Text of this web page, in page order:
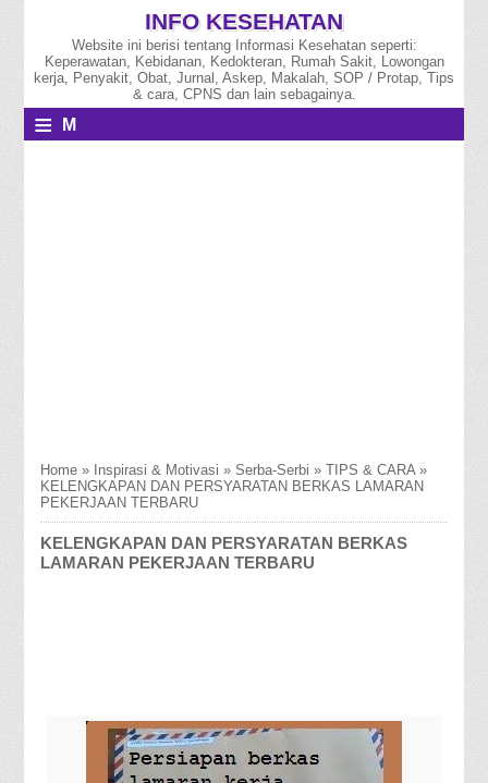
INFO KESEHATAN
Website ini berisi tentang Informasi Kesehatan seperti:
Keperawatan, Kebidanan, Kedokteran, Rumah Sakit, Lowongan
kerja, Penyakit, Obat, Jurnal, Askep, Makalah, SOP / Protap, Tips
& cara, CPNS dan lain sebagainya.
≡
M
Home » Inspirasi & Motivasi »Serba-Serbi »TIPS & CARA»
KELENGKAPAN DAN PERSYARATAN BERKAS LAMARAN
PEKERJAAN TERBARU
KELENGKAPAN DAN PERSYARATAN BERKAS
LAMARAN PEKERJAAN TERBARU